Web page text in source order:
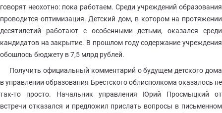
говорят неохотно: пока работаем. Среди учреждений образования
проводится оптимизация. Детский дом, в котором на протяжении
десятилетий работают с особенными детьми, оказался среди
кандидатов на закрытие. В прошлом году содержание учреждения
обошлось бюджету в 7,5 млрд рублей.
Получить официальный комментарий о будущем детского дома
в управлении образования Брестского облисполкома оказалось не
так-то просто. Начальник управления Юрий Просмыцкий от
встречи отказался и предложил прислать вопросы в письменном